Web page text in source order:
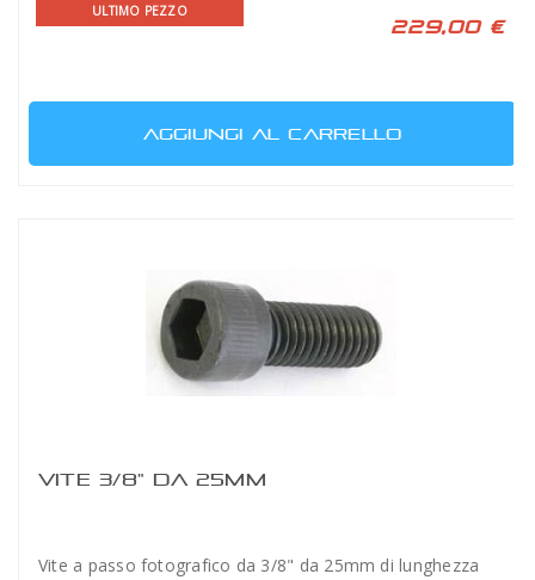
ULTIMO PEZZO
229,00 €
AGGIUNGI AL CARRELLO
VITE 3/8" DA 25MM
Vite a passo fotografico da 3/8" da 25mm di lunghezza